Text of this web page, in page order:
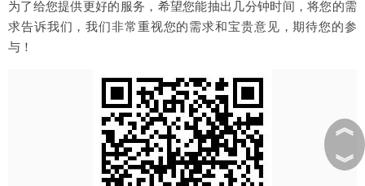
为了给您提供更好的服务，希望您能抽出几分钟时间，将您的需
求告诉我们，我们非常重视您的需求和宝贵意见，期待您的参
与！
︽
︾